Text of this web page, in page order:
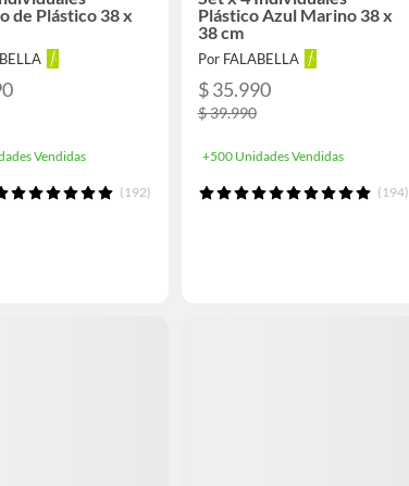
de Plástico 38 x
Vendidas
(192)
Plástico Azul Marino 38 x
38 cm
Por FALABELLA
$ 35.990
$ 39.990
+500 Unidades Vendidas
(194)